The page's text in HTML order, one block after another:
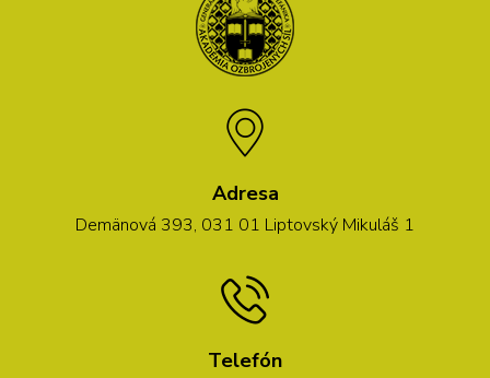
Adresa
Demänová 393, 031 01 Liptovský Mikuláš 1
Telefón